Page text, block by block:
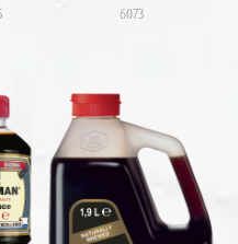
6073